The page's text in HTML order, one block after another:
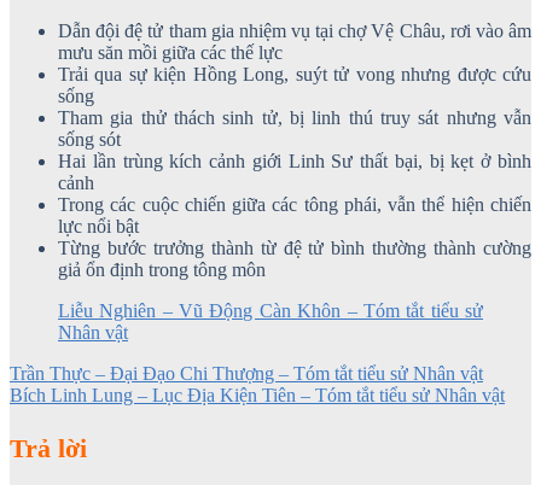
Dẫn đội đệ tử tham gia nhiệm vụ tại chợ Vệ Châu, rơi vào âm
mưu săn mồi giữa các thế lực
Trải qua sự kiện Hồng Long, suýt tử vong nhưng được cứu
sống
Tham gia thử thách sinh tử, bị linh thú truy sát nhưng vẫn
sống sót
Hai lần trùng kích cảnh giới Linh Sư thất bại, bị kẹt ở bình
cảnh
Trong các cuộc chiến giữa các tông phái, vẫn thể hiện chiến
lực nổi bật
Từng bước trưởng thành từ đệ tử bình thường thành cường
giả ổn định trong tông môn
Liễu Nghiên – Vũ Động Càn Khôn – Tóm tắt tiểu sử
Nhân vật
Trần Thực – Đại Đạo Chi Thượng – Tóm tắt tiểu sử Nhân vật
Bích Linh Lung – Lục Địa Kiện Tiên – Tóm tắt tiểu sử Nhân vật
Trả lời